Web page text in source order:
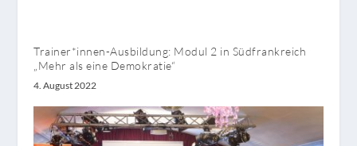
Trainer*innen-Ausbildung: Modul 2 in Südfrankreich
„Mehr als eine Demokratie“
4. August 2022